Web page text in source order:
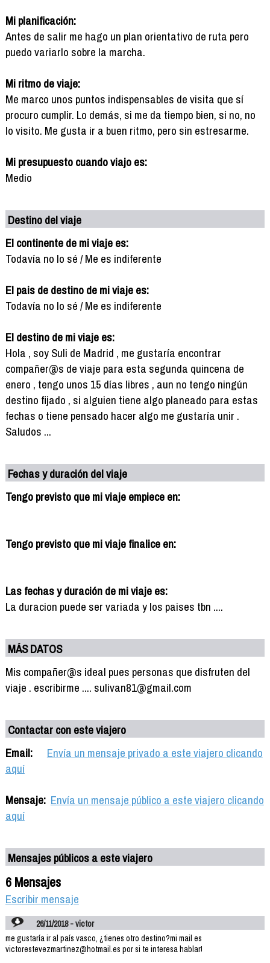
Mi planificación:
Antes de salir me hago un plan orientativo de ruta pero
puedo variarlo sobre la marcha.
Mi ritmo de viaje:
Me marco unos puntos indispensables de visita que sí
procuro cumplir. Lo demás, si me da tiempo bien, si no, no
lo visito. Me gusta ir a buen ritmo, pero sin estresarme.
Mi presupuesto cuando viajo es:
Medio
Destino del viaje
El continente de mi viaje es:
Todavía no lo sé / Me es indiferente
El pais de destino de mi viaje es:
Todavía no lo sé / Me es indiferente
El destino de mi viaje es:
Hola , soy Suli de Madrid , me gustaría encontrar
compañer@s de viaje para esta segunda quincena de
enero , tengo unos 15 días libres , aun no tengo ningún
destino fijado , si alguien tiene algo planeado para estas
fechas o tiene pensado hacer algo me gustaría unir .
Saludos ...
Fechas y duración del viaje
Tengo previsto que mi viaje empiece en:
Tengo previsto que mi viaje finalice en:
Las fechas y duración de mi viaje es:
La duracion puede ser variada y los paises tbn ....
MÁS DATOS
Mis compañer@s ideal pues personas que disfruten del
viaje . escribirme .... sulivan81@gmail.com
Contactar con este viajero
Email:
Envía un mensaje privado a este viajero clicando
aquí
Mensaje: Envía un mensaje público a este viajero clicando
aquí
Mensajes públicos a este viajero
6 Mensajes
Escribir mensaje
26/11/2018 - victor
me gustaría ir al país vasco, ¿tienes otro destino?mi mail es
victorestevezmartinez@hotmail.es por si te interesa hablar!